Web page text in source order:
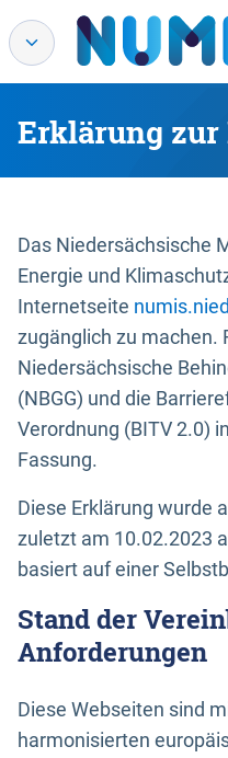
Erklärung
Das Niedersächsische
Energie und
Internetseite
zugänglich zu machen.
Niedersächsische
(NBGG) und die
Verordnung (BITV 2.0)
Fassung.
Diese Erklärung wurde
zuletzt am 10.02.2023
basiert auf einer
Stand der
Anforderungen
Diese Webseiten sind
harmonisierten